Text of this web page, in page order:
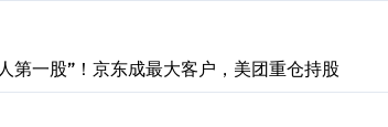
第五，丰田一季净赚两个比亚迪——中国车企该
盘：裁员3200、卖工作室、网络瘫了，微软这
第一股”！京东成最大客户，美团重仓持股